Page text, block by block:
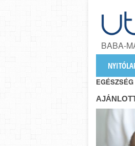
BABA-
EGÉSZSÉG